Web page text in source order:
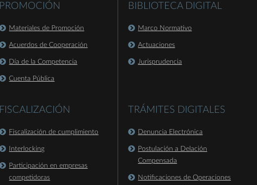
PROMOCIÓN
Materiales de Promoción
Acuerdos de Cooperación
Día de la Competencia
Cuenta Pública
FISCALIZACIÓN
Fiscalización de cumplimiento
Interlocking
Participación en empresas
competidoras
BIBLIOTECA DIGITAL
Marco Normativo
Actuaciones
Jurisprudencia
TRÁMITES DIGITALES
Denuncia Electrónica
Postulación a Delación
Compensada
Notificaciones de Operaciones